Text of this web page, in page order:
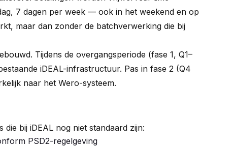
7 dagen per week — ook in het weekend en op
maar dan zonder de batchverwerking die bij
Tijdens de overgangsperiode (fase 1, Q1–
iDEAL-infrastructuur. Pas in fase 2 (Q4
naar het Wero-systeem.
bij iDEAL nog niet standaard zijn:
PSD2-regelgeving